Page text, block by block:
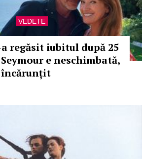
VEDETE
regăsit iubitul după 25
e neschimbată,
încărunțit